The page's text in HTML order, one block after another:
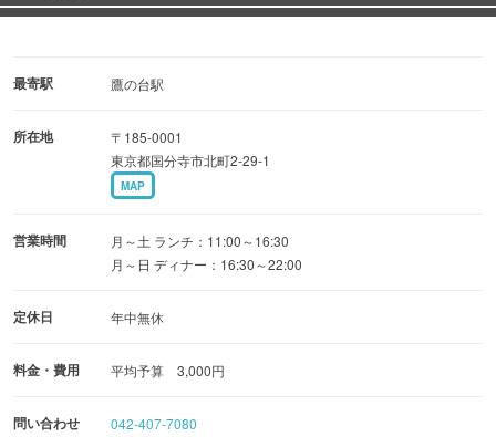
最寄駅 鷹の台駅
所在地
〒185-0001
東京都国分寺市北町2-29-1
MAP
営業時間
月～土 ランチ：11:00～16:30
月～日 ディナー：16:30～22:00
定休日 年中無休
料金・費用 平均予算 3,000円
問い合わせ 042-407-7080